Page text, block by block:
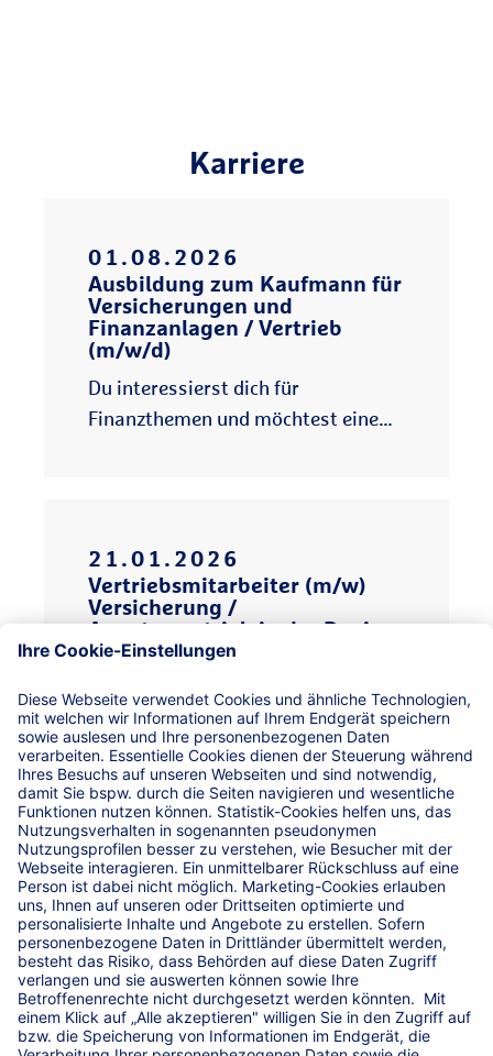
Karriere
01.08.2026
Ausbildung zum Kaufmann für
Versicherungen und
Finanzanlagen / Vertrieb
(m/w/d)
Du interessierst dich für
Finanzthemen und möchtest eine
21.01.2026
Vertriebsmitarbeiter (m/w)
Versicherung /
Agenturvertrieb in der Region
Bautzen/Kirschau
Wir suchen einen Mitarbeiter im
Vertrieb! Werden Sie Teil unseres
Teams am Standort Kirschau und
Umgebung!
Unsere Social-Media Kanäle
Termin